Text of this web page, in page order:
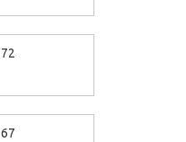
72
67